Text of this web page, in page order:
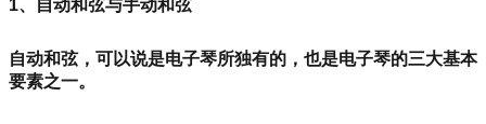
1、自动和弦与手动和弦
自动和弦，可以说是电子琴所独有的，也是电子琴的三大基本
要素之一。